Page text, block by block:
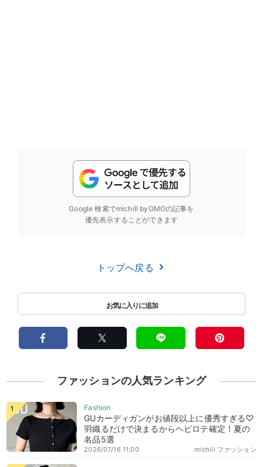
Google 検索でmichill byGMOの記事を
優先表示することができます
トップへ戻る
ファッションの人気ランキング
GUカーディガンがお値段以上に優秀すぎる♡
羽織るだけで決まるからヘビロテ確定！夏の
名品5選
michill ファッション
2026/07/16 11:00